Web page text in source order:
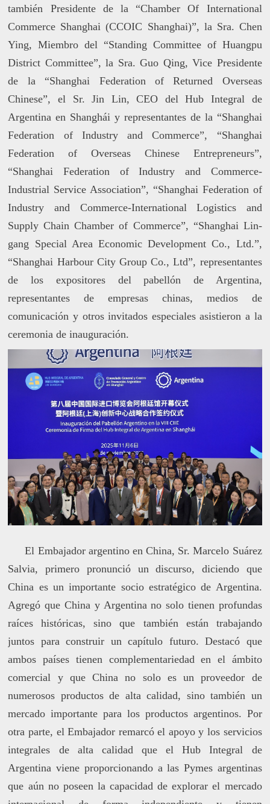
también Presidente de la “Chamber Of International
Commerce Shanghai (CCOIC Shanghai)”, la Sra. Chen
Ying, Miembro del “Standing Committee of Huangpu
District Committee”, la Sra. Guo Qing, Vice Presidente
de la “Shanghai Federation of Returned Overseas
Chinese”, el Sr. Jin Lin, CEO del Hub Integral de
Argentina en Shanghái y representantes de la “Shanghai
Federation of Industry and Commerce”, “Shanghai
Federation of Overseas Chinese Entrepreneurs”,
“Shanghai Federation of Industry and Commerce-
Industrial Service Association”, “Shanghai Federation of
Industry and Commerce-International Logistics and
Supply Chain Chamber of Commerce”, “Shanghai Lin-
gang Special Area Economic Development Co., Ltd.”,
“Shanghai Harbour City Group Co., Ltd”, representantes
de los expositores del pabellón de Argentina,
representantes de empresas chinas, medios de
comunicación y otros invitados especiales asistieron a la
ceremonia de inauguración.
El Embajador argentino en China, Sr. Marcelo Suárez
Salvia, primero pronunció un discurso, diciendo que
China es un importante socio estratégico de Argentina.
Agregó que China y Argentina no solo tienen profundas
raíces históricas, sino que también están trabajando
juntos para construir un capítulo futuro. Destacó que
ambos países tienen complementariedad en el ámbito
comercial y que China no solo es un proveedor de
numerosos productos de alta calidad, sino también un
mercado importante para los productos argentinos. Por
otra parte, el Embajador remarcó el apoyo y los servicios
integrales de alta calidad que el Hub Integral de
Argentina viene proporcionando a las Pymes argentinas
que aún no poseen la capacidad de explorar el mercado